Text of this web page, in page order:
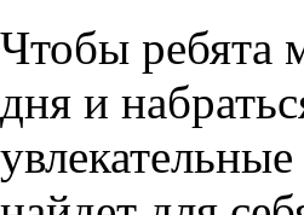
Чтобы ребята
дня и